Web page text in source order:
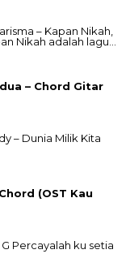
– Kapan Nikah,
Nikah adalah lagu…
– Chord Gitar
– Dunia Milik Kita
(OST Kau
G Percayalah ku setia